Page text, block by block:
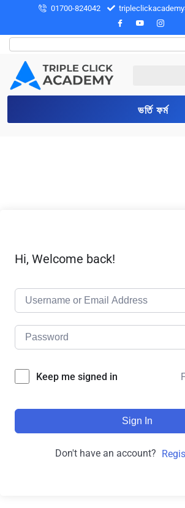
01700-824042
ভর্তি ফর্ম
Hi, Welcome back!
Keep me signed in
Sign In
Don't have an account?